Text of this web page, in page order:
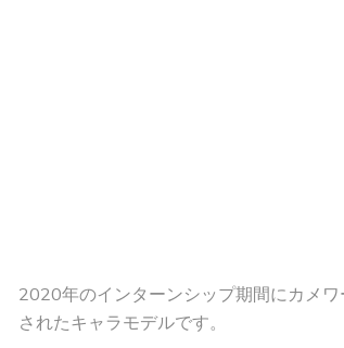
2020年のインターンシップ期間にカメ
されたキャラモデルです。